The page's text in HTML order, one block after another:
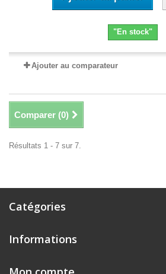
"En stock"
Ajouter au comparateur
Comparer (0)
Résultats 1 - 7 sur 7.
Catégories
Informations